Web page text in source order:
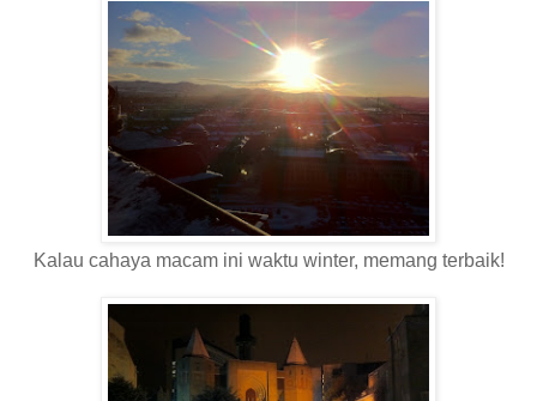
Kalau cahaya macam ini waktu winter, memang terbaik!